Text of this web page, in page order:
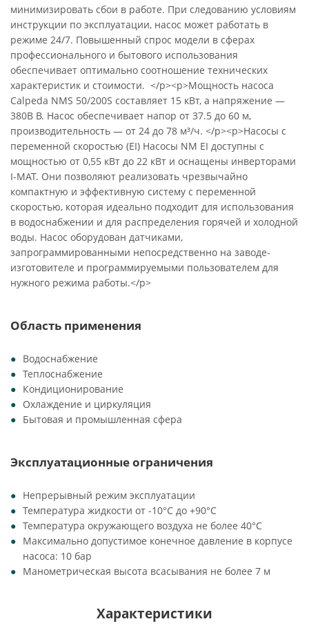
минимизировать сбои в работе. При следованию условиям
инструкции по эксплуатации, насос может работать в
режиме 24/7. Повышенный спрос модели в сферах
профессионального и бытового использования
обеспечивает оптимально соотношение технических
характеристик и стоимости. </p><p>Мощность насоса
Calpeda NMS 50/200S составляет 15 кВт, а напряжение —
380В В. Насос обеспечивает напор от 37.5 до 60 м,
производительность — от 24 до 78 м³/ч. </p><p>Насосы с
переменной скоростью (EI) Насосы NM EI доступны с
мощностью от 0,55 кВт до 22 кВт и оснащены инверторами
I-MAT. Они позволяют реализовать чрезвычайно
компактную и эффективную систему с переменной
скоростью, которая идеально подходит для использования
в водоснабжении и для распределения горячей и холодной
воды. Насос оборудован датчиками,
запрограммированными непосредственно на заводе-
изготовителе и программируемыми пользователем для
нужного режима работы.</p>
Область применения
Водоснабжение
Теплоснабжение
Кондиционирование
Охлаждение и циркуляция
Бытовая и промышленная сфера
Эксплуатационные ограничения
Непрерывный режим эксплуатации
Температура жидкости от -10°C до +90°C
Температура окружающего воздуха не более 40°C
Максимально допустимое конечное давление в корпусе
насоса: 10 бар
Манометрическая высота всасывания не более 7 м
Характеристики